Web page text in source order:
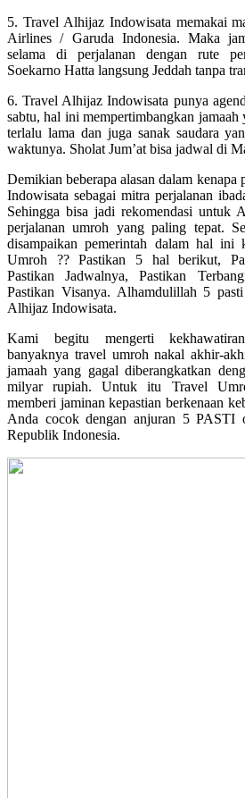
5. Travel Alhijaz Indowisata memakai
Airlines / Garuda Indonesia. Maka
selama di perjalanan dengan rute
Soekarno Hatta langsung Jeddah tanpa
6. Travel Alhijaz Indowisata punya
sabtu, hal ini mempertimbangkan
terlalu lama dan juga sanak saudara
waktunya. Sholat Jum’at bisa jadwal di
Demikian beberapa alasan dalam
Indowisata sebagai mitra perjalanan
Sehingga bisa jadi rekomendasi untuk
perjalanan umroh yang paling tepat.
disampaikan pemerintah dalam hal ini
Umroh ?? Pastikan 5 hal berikut,
Pastikan Jadwalnya, Pastikan
Pastikan Visanya. Alhamdulillah 5
Alhijaz Indowisata.
Kami begitu mengerti
banyaknya travel umroh nakal akhir-
jamaah yang gagal diberangkatkan
milyar rupiah. Untuk itu Travel
memberi jaminan kepastian berkenaan
Anda cocok dengan anjuran 5 PASTI
Republik Indonesia.